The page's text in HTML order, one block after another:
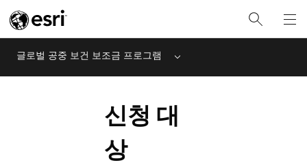
글로벌 공중 보건 보조금 프로그램 Menu
신청 대
상